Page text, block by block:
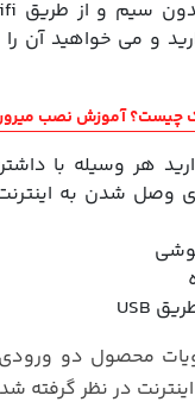
و می خواهید آن
چیست؟ آموزش نصب
هر وسیله با
وصل شدن به
در نظر گرفته